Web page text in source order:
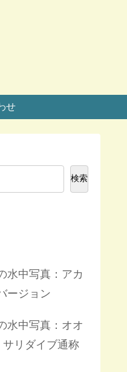
せ
検索
水中写真：アカ
ージョン
水中写真：オオ
リダイブ通称